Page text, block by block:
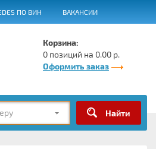
ПО ВИН ВАКАНСИИ
Корзина:
0 позиций на 0.00 р.
Оформить заказ